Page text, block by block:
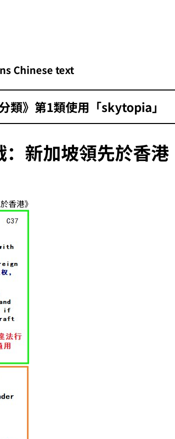
Chinese text
類》第1類‌使用「skytopia」
新加坡領先於香港
香港》